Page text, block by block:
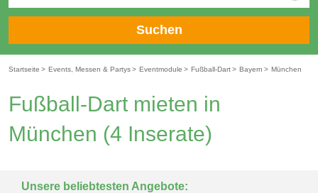
Suchen
Startseite > Events, Messen & Partys> Eventmodule > Fußball-Dart> Bayern > München
Fußball-Dart mieten in
München (4 Inserate)
Unsere beliebtesten Angebote: